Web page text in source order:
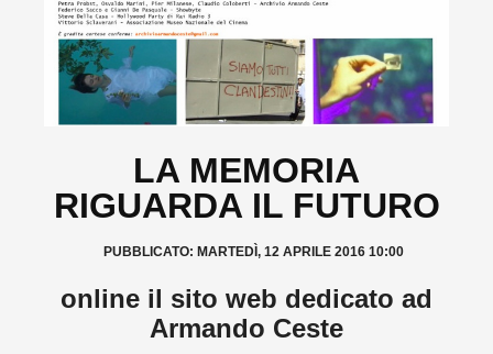
LA MEMORIA
RIGUARDA IL FUTURO
PUBBLICATO: MARTEDÌ, 12 APRILE 2016 10:00
online il sito web dedicato ad
Armando Ceste